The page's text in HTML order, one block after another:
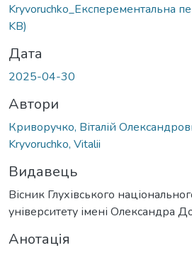
Kryvoruchko_Експерементальна
KB)
Дата
2025-04-30
Автори
Криворучко, Віталій
Kryvoruchko, Vitalii
Видавець
Вісник Глухівського
університету імені Олександра
Анотація